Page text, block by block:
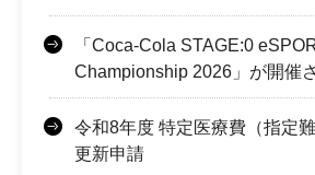
「Coca-Cola STAGE:0
Championship 2026」が開催
令和8年度 特定医療費（指定
更新申請